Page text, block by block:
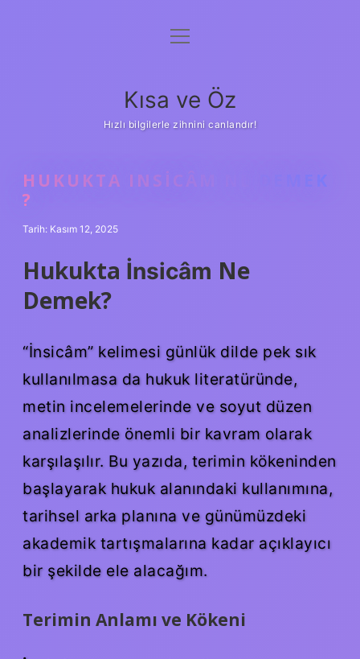
Anasayfa
Yasal Uyarı
menüyü
Kısa ve Öz
Hızlı bilgilerle zihnini canlandır!
HUKUKTA INSICÂM NE DEMEK
?
Tarih: Kasım 12, 2025
Hukukta İnsicâm Ne
Demek?
“İnsicâm” kelimesi günlük dilde pek sık
kullanılmasa da hukuk literatüründe,
metin incelemelerinde ve soyut düzen
analizlerinde önemli bir kavram olarak
karşılaşılır. Bu yazıda, terimin kökeninden
başlayarak hukuk alanındaki kullanımına,
tarihsel arka planına ve günümüzdeki
akademik tartışmalarına kadar açıklayıcı
bir şekilde ele alacağım.
Terimin Anlamı ve Kökeni